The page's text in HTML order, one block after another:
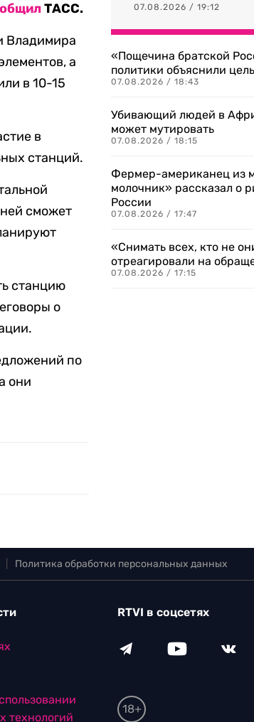
ТАСС.
Владимира
а
в 10-15
в
станций.
сможет
станцию
о
по
они
07.08.2026 / 19:12
«Пощечина братской
политики объяснили
07.08.2026 / 18:43
Убивающий людей в
может мутировать
07.08.2026 / 18:15
Фермер-американец из
молочник» рассказал о
России
07.08.2026 / 17:47
«Снимать всех, кто не
отреагировали на
07.08.2026 / 17:15
Политика обработки персональных данных
технологий
RTVI в соцсетях
18+